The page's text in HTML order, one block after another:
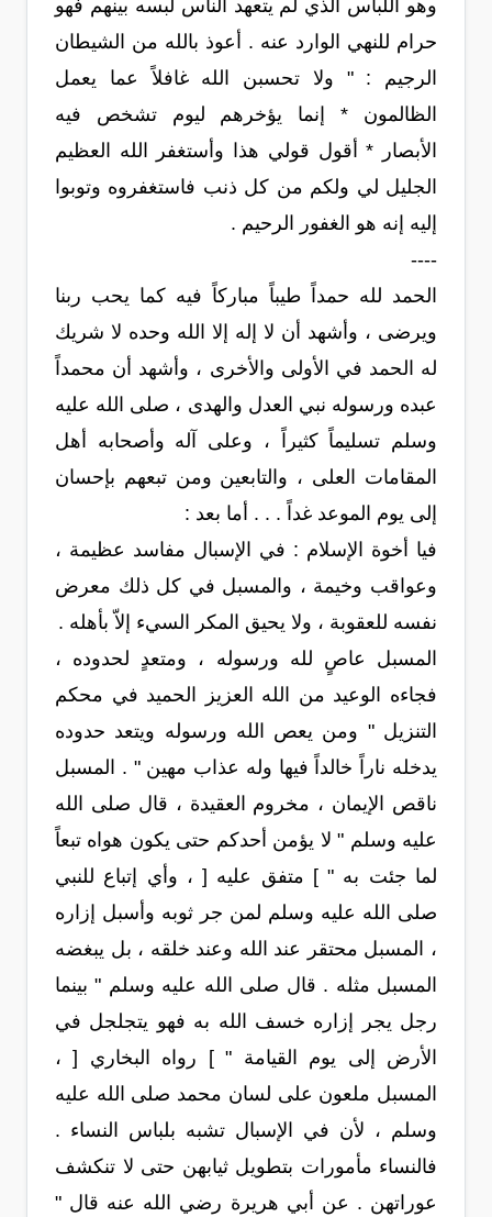
وهو اللباس الذي لم يتعهد الناس لبسه بينهم فهو
حرام للنهي الوارد عنه . أعوذ بالله من الشيطان
الرجيم : " ولا تحسبن الله غافلاً عما يعمل
الظالمون * إنما يؤخرهم ليوم تشخص فيه
الأبصار * أقول قولي هذا وأستغفر الله العظيم
الجليل لي ولكم من كل ذنب فاستغفروه وتوبوا
إليه إنه هو الغفور الرحيم .
----
الحمد لله حمداً طيباً مباركاً فيه كما يحب ربنا
ويرضى ، وأشهد أن لا إله إلا الله وحده لا شريك
له الحمد في الأولى والأخرى ، وأشهد أن محمداً
عبده ورسوله نبي العدل والهدى ، صلى الله عليه
وسلم تسليماً كثيراً ، وعلى آله وأصحابه أهل
المقامات العلى ، والتابعين ومن تبعهم بإحسان
إلى يوم الموعد غداً . . . أما بعد :
فيا أخوة الإسلام : في الإسبال مفاسد عظيمة ،
وعواقب وخيمة ، والمسبل في كل ذلك معرض
نفسه للعقوبة ، ولا يحيق المكر السيء إلاّ بأهله .
المسبل عاصٍ لله ورسوله ، ومتعدٍ لحدوده ،
فجاءه الوعيد من الله العزيز الحميد في محكم
التنزيل " ومن يعص الله ورسوله ويتعد حدوده
يدخله ناراً خالداً فيها وله عذاب مهين " . المسبل
ناقص الإيمان ، مخروم العقيدة ، قال صلى الله
عليه وسلم " لا يؤمن أحدكم حتى يكون هواه تبعاً
لما جئت به " ] متفق عليه [ ، وأي إتباع للنبي
صلى الله عليه وسلم لمن جر ثوبه وأسبل إزاره
، المسبل محتقر عند الله وعند خلقه ، بل يبغضه
المسبل مثله . قال صلى الله عليه وسلم " بينما
رجل يجر إزاره خسف الله به فهو يتجلجل في
الأرض إلى يوم القيامة " ] رواه البخاري [ ،
المسبل ملعون على لسان محمد صلى الله عليه
وسلم ، لأن في الإسبال تشبه بلباس النساء .
فالنساء مأمورات بتطويل ثيابهن حتى لا تنكشف
عوراتهن . عن أبي هريرة رضي الله عنه قال "